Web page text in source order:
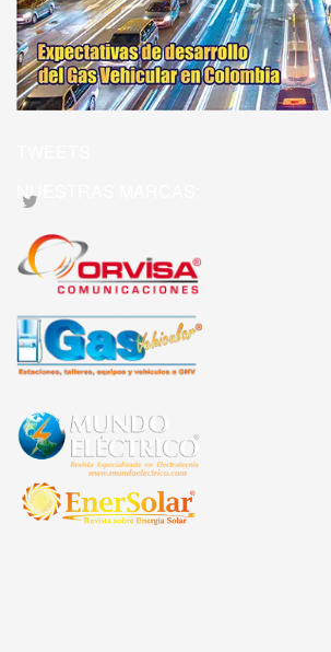
NUESTRAS MARCAS: